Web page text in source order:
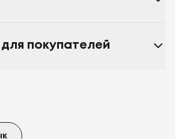
покупателей